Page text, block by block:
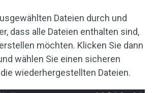
Dateien durch und
dass alle Dateien enthalten sind,
möchten. Klicken Sie dann
wählen Sie einen sicheren
wiederhergestellten Dateien.